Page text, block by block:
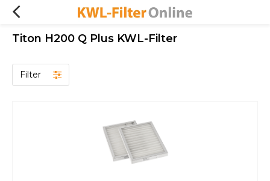
Titon H200 Q Plus KWL-Filter
Filter